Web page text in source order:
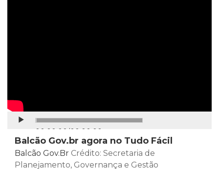
Continuar
00:00:00 /00:00:00
Balcão Gov.br agora no Tudo Fácil
Balcão Gov.Br Crédito: Secretaria de
Planejamento, Governança e Gestão